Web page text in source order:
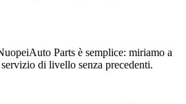
Parts è semplice: miriamo a
di livello senza precedenti.